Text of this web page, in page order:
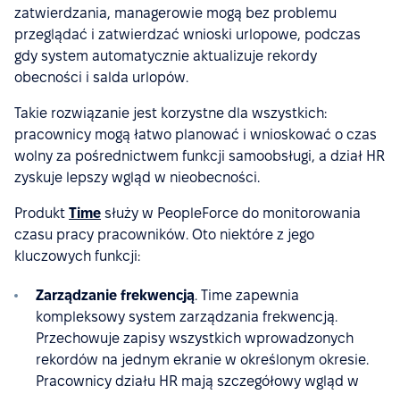
zatwierdzania, managerowie mogą bez problemu
przeglądać i zatwierdzać wnioski urlopowe, podczas
gdy system automatycznie aktualizuje rekordy
obecności i salda urlopów.
Takie rozwiązanie jest korzystne dla wszystkich:
pracownicy mogą łatwo planować i wnioskować o czas
wolny za pośrednictwem funkcji samoobsługi, a dział HR
zyskuje lepszy wgląd w nieobecności.
Produkt Time służy w PeopleForce do monitorowania
czasu pracy pracowników. Oto niektóre z jego
kluczowych funkcji:
Zarządzanie frekwencją. Time zapewnia
kompleksowy system zarządzania frekwencją.
Przechowuje zapisy wszystkich wprowadzonych
rekordów na jednym ekranie w określonym okresie.
Pracownicy działu HR mają szczegółowy wgląd w